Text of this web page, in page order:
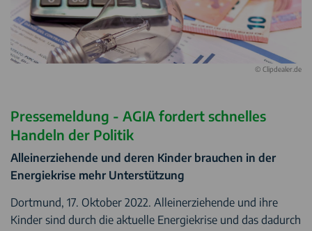
© Clipdealer.de
Pressemeldung - AGIA fordert schnelles
Handeln der Politik
Alleinerziehende und deren Kinder brauchen in der
Energiekrise mehr Unterstützung
Dortmund, 17. Oktober 2022. Alleinerziehende und ihre
Kinder sind durch die aktuelle Energiekrise und das dadurch